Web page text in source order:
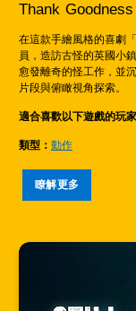
Thank
在這款手繪風格的喜劇
員，造訪古怪的英國小
愈發離奇的怪工作，並
片段與俯瞰視角探索。
適合喜歡以下遊戲的玩家
類型： 動作
瞭解更多